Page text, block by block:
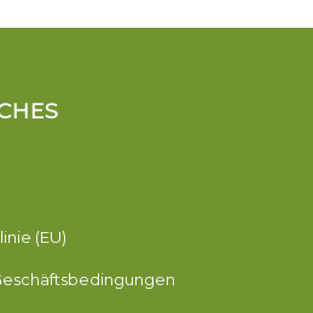
(EU)